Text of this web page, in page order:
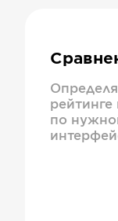
рейтинге
по